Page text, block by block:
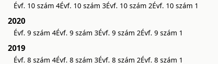
Évf. 10 szám 4Évf. 10 szám 3Évf. 10 szám 2Évf. 10 szám 1
2020
Évf. 9 szám 4Évf. 9 szám 3Évf. 9 szám 2Évf. 9 szám 1
2019
Évf. 8 szám 4Évf. 8 szám 3Évf. 8 szám 2Évf. 8 szám 1